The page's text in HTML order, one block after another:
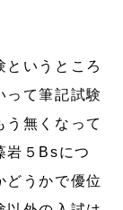
というところ
って筆記試験
う無くなって
岩５Bsにつ
どうかで優位